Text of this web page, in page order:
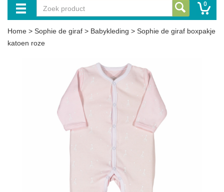
0
Home > Sophie de giraf > Babykleding > Sophie de giraf boxpakje
katoen roze